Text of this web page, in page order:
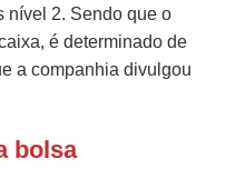
nível 2. Sendo que o
é determinado de
a companhia divulgou
bolsa